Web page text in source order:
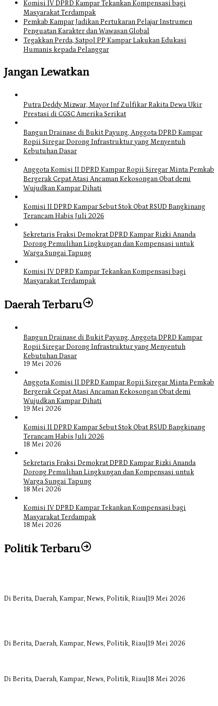
Komisi IV DPRD Kampar Tekankan Kompensasi bagi
Masyarakat Terdampak
Pemkab Kampar Jadikan Pertukaran Pelajar Instrumen
Penguatan Karakter dan Wawasan Global
Tegakkan Perda, Satpol PP Kampar Lakukan Edukasi
Humanis kepada Pelanggar
Jangan Lewatkan
Putra Deddy Mizwar, Mayor Inf Zulfikar Rakita Dewa Ukir
Prestasi di CGSC Amerika Serikat
Bangun Drainase di Bukit Payung, Anggota DPRD Kampar
Ropii Siregar Dorong Infrastruktur yang Menyentuh
Kebutuhan Dasar
Anggota Komisi II DPRD Kampar Ropii Siregar Minta Pemkab
Bergerak Cepat Atasi Ancaman Kekosongan Obat demi
Wujudkan Kampar Dihati
Komisi II DPRD Kampar Sebut Stok Obat RSUD Bangkinang
Terancam Habis Juli 2026
Sekretaris Fraksi Demokrat DPRD Kampar Rizki Ananda
Dorong Pemulihan Lingkungan dan Kompensasi untuk
Warga Sungai Tapung
Komisi IV DPRD Kampar Tekankan Kompensasi bagi
Masyarakat Terdampak
Daerah Terbaru
Bangun Drainase di Bukit Payung, Anggota DPRD Kampar
Ropii Siregar Dorong Infrastruktur yang Menyentuh
Kebutuhan Dasar
19 Mei 2026
Anggota Komisi II DPRD Kampar Ropii Siregar Minta Pemkab
Bergerak Cepat Atasi Ancaman Kekosongan Obat demi
Wujudkan Kampar Dihati
19 Mei 2026
Komisi II DPRD Kampar Sebut Stok Obat RSUD Bangkinang
Terancam Habis Juli 2026
18 Mei 2026
Sekretaris Fraksi Demokrat DPRD Kampar Rizki Ananda
Dorong Pemulihan Lingkungan dan Kompensasi untuk
Warga Sungai Tapung
18 Mei 2026
Komisi IV DPRD Kampar Tekankan Kompensasi bagi
Masyarakat Terdampak
18 Mei 2026
Politik Terbaru
Di Berita, Daerah, Kampar, News, Politik, Riau 19 Mei 2026
Di Berita, Daerah, Kampar, News, Politik, Riau 19 Mei 2026
Di Berita, Daerah, Kampar, News, Politik, Riau 18 Mei 2026